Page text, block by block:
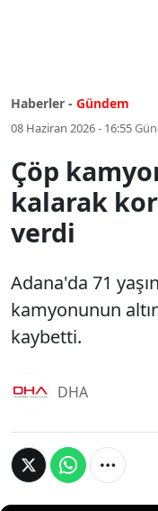
Haberler - Gündem
08 Haziran 2026 - 16:55
Çöp
kalarak
verdi
Adana'da 71
kamyonunun
kaybetti.
DHA